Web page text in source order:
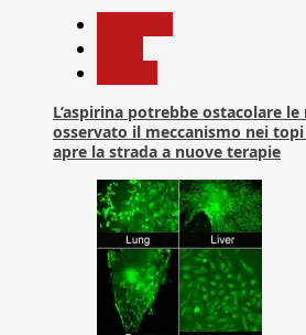
L’aspirina potrebbe ostacolare
osservato il meccanismo nei
apre la strada a nuove terapie